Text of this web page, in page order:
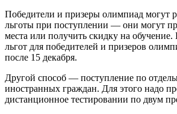
Победители и призеры олимпиад могут
льготы при поступлении — они могут
места или получить скидку на
льгот для победителей и призеров
после 15 декабря.
Другой способ — поступление по
иностранных граждан. Для этого надо
дистанционное тестировании по двум